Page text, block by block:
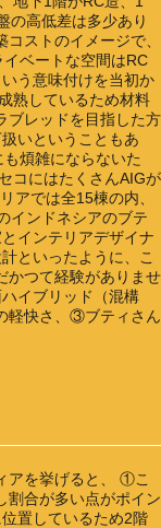
の高低差は多少あり
ストのイメージで、
ベートな空間はRC
う意味付けを当初か
熟しているため材料
ブレッドを目指した方
いということもあ
煩雑にならないた
コにはたくさんAIGが
アでは全15棟の内、
インドネシアのブテ
インテリアデザイナ
といったように、こ
かつて経験がありませ
イブリッド（混構
軽快さ、③ブティさん
アを挙げると、 ①こ
割合が多い点がポイン
置しているため2階